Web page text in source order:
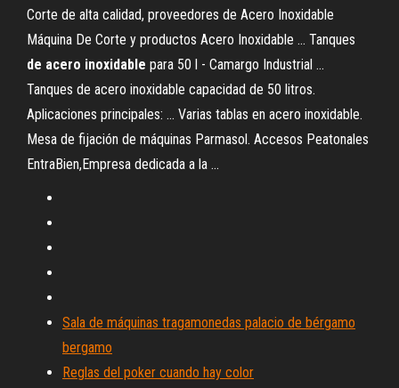
Corte de alta calidad, proveedores de Acero Inoxidable
Máquina De Corte y productos Acero Inoxidable ... Tanques
de acero inoxidable para 50 l - Camargo Industrial ...
Tanques de acero inoxidable capacidad de 50 litros.
Aplicaciones principales: ... Varias tablas en acero inoxidable.
Mesa de fijación de máquinas Parmasol. Accesos Peatonales
EntraBien,Empresa dedicada a la ...
Sala de máquinas tragamonedas palacio de bérgamo
bergamo
Reglas del poker cuando hay color